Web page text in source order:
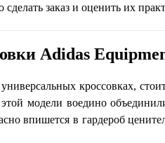
сделать заказ и оценить их
Adidas
кроссовках,
модели воедино
впишется в гардероб